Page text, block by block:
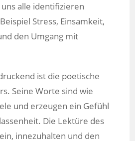
alle identifizieren
Stress, Einsamkeit,
den Umgang mit
ist die poetische
Seine Worte sind wie
und erzeugen ein Gefühl
Die Lektüre des
innezuhalten und den